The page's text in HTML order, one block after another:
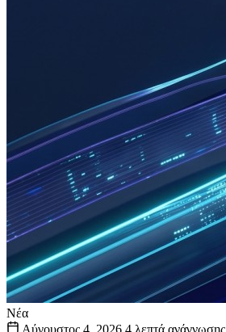
Νέα
Αύγουστος 4, 2026 4 λεπτά ανάγνωσης